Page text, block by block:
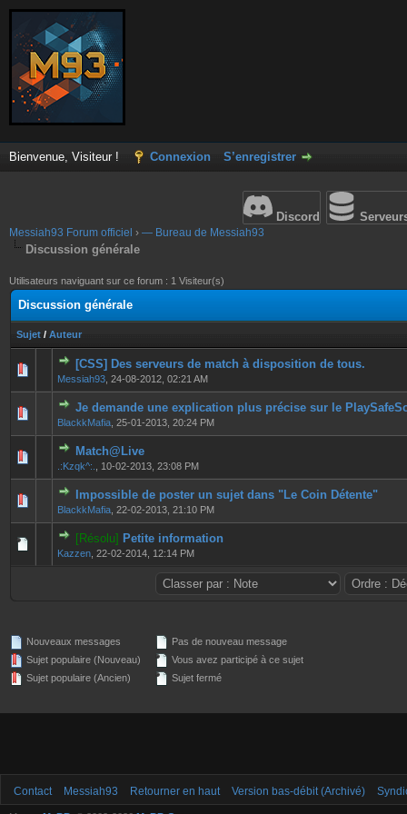
Bienvenue, Visiteur ! Connexion S’enregistrer
Discord
Messiah93 Forum officiel › — Bureau de Messiah93
Discussion générale
Utilisateurs naviguant sur ce forum : 1 Visiteur(s)
Discussion générale
Sujet / Auteur
[CSS] Des serveurs de match à disposition de tous.
Messiah93 24-08-2012, 02:21 AM
0 Votes - 0 sur 5 en moyenne
12 345
Je demande une explication plus précise sur le
BlackkMafia 25-01-2013, 20:24 PM
0 Votes - 0 sur 5 en moyenne
12345
Match@Live
.:Kzqk^:. 10-02-2013, 23:08 PM
0 Votes - 0 sur 5 en moyenne
Impossible de poster un sujet dans "Le Coin Détente"
BlackkMafia 22-02-2013, 21:10 PM
0 Votes - 0 sur 5 en moyenne
1 23 45
[Résolu] Petite information
Kazzen 22-02-2014, 12:14 PM
0 Votes - 0 sur 5 en moyenne
12345
Nouveaux messages
Sujet populaire (Nouveau)
Sujet populaire (Ancien)
Pas de nouveau message
Vous avez participé à ce sujet
Sujet fermé
Contact Messiah93 Retourner en haut Version bas-débit (Archivé)